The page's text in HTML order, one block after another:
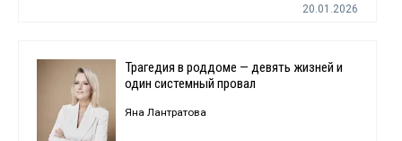
20.01.2026
Трагедия в роддоме — девять жизней и
один системный провал
Яна Лантратова